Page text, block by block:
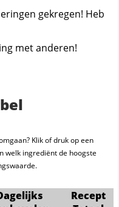
gekregen! Heb
met anderen!
Klik of druk op een
welk ingrediënt de hoogste
Recept